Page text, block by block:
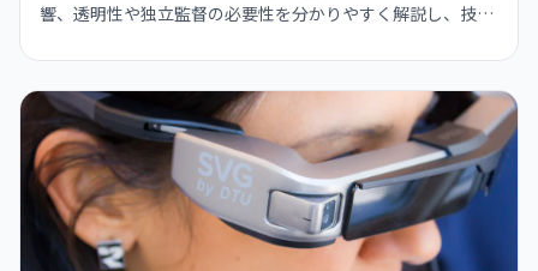
響、透明性や独立監督の必要性を分かりやすく解説し、技術